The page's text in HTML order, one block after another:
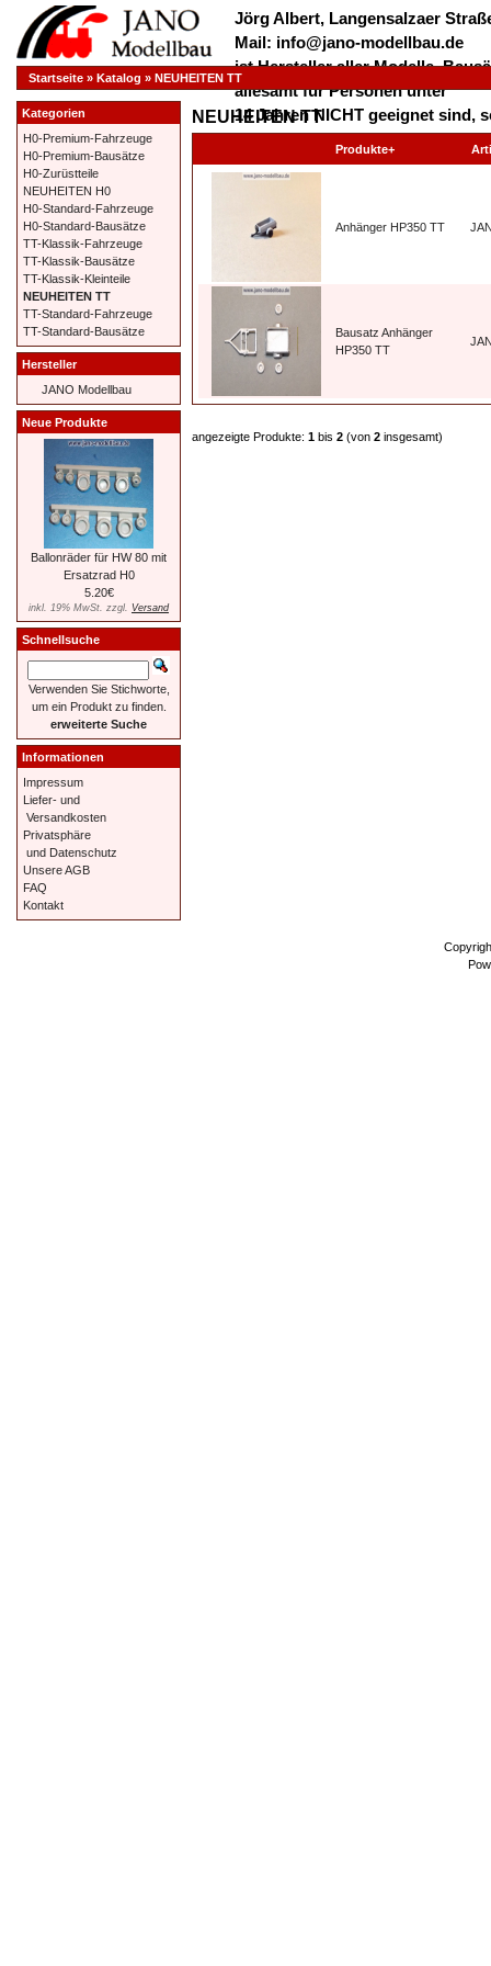
Jörg Albert, Langensalzaer
Mail: info@jano-modellbau.de
ist Hersteller aller Modelle,
allesamt für Personen unter
14 Jahren NICHT geeignet sind,
verschluckt werden dürfen!
*************** Herzlich
Startseite » Katalog » NEUHEITEN TT
NEUHEITEN TT
Produkte+
Anhänger HP350 TT
Bausatz Anhänger
HP350 TT
angezeigte Produkte: 1 bis 2 (von 2 insgesamt)
Kategorien
H0-Premium-Fahrzeuge
H0-Premium-Bausätze
H0-Zurüstteile
NEUHEITEN H0
H0-Standard-Fahrzeuge
H0-Standard-Bausätze
TT-Klassik-Fahrzeuge
TT-Klassik-Bausätze
TT-Klassik-Kleinteile
NEUHEITEN TT
TT-Standard-Fahrzeuge
TT-Standard-Bausätze
Hersteller
JANO Modellbau
Neue Produkte
Ballonräder für HW 80 mit
Ersatzrad H0
5.20€
inkl. 19% MwSt. zzgl. Versand
Schnellsuche
Verwenden Sie Stichworte,
um ein Produkt zu finden.
erweiterte Suche
Informationen
Impressum
Liefer- und
Versandkosten
Privatsphäre
und Datenschutz
Unsere AGB
FAQ
Kontakt